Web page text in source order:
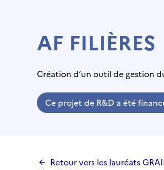
AF FILIÈRES
Création d’un outil de gestion
Ce projet de R&D a été
Retour vers les lauréats